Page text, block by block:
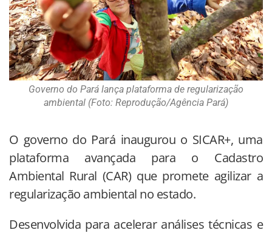
Governo do Pará lança plataforma de regularização
ambiental (Foto: Reprodução/Agência Pará)
O governo do Pará inaugurou o SICAR+, uma
plataforma avançada para o Cadastro
Ambiental Rural (CAR) que promete agilizar a
regularização ambiental no estado.
Desenvolvida para acelerar análises técnicas e